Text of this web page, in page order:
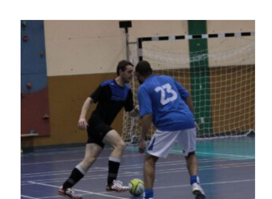
à
1
290,00$
options
peuvent
être
choisies
sur
la
page
du
produit